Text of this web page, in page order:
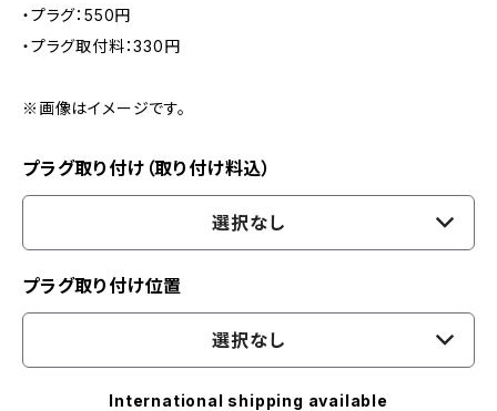
・プラグ：550円
・プラグ取付料：330円
※画像はイメージです。
プラグ取り付け（取り付け料込）
選択なし
プラグ取り付け位置
選択なし
International shipping available